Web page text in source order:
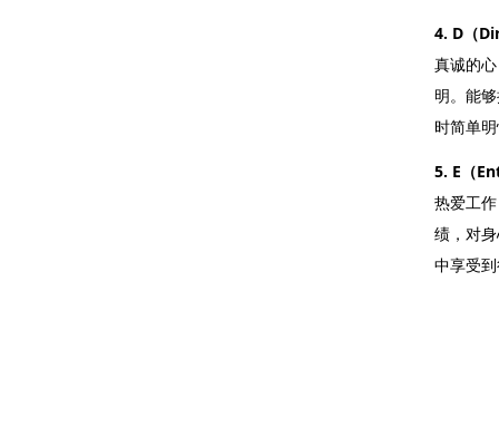
4. D（
真诚的
明。能
时简单
5. E（
热爱工
绩，对
中享受